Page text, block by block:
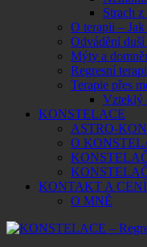
Strach
O terapii –
Odvádění
Mýty a
Regresní
Terapie přes
Vzteklý
KONSTELACE
ASTRO-
O
KONTAKT A
O MNĚ